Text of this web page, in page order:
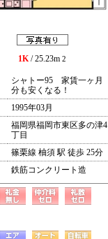
1K/ 25.23m 2
シャトー95 家賃一ヶ月
分も安くなる！
1995年03月
福岡県福岡市東区多の津4
丁目
篠栗線 柚須 駅 徒歩 25分
鉄筋コンクリート造